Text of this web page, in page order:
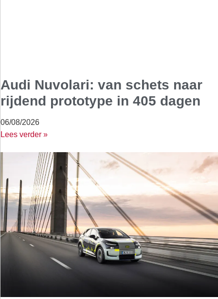
Audi Nuvolari: van schets naar
rijdend prototype in 405 dagen
06/08/2026
Lees verder »